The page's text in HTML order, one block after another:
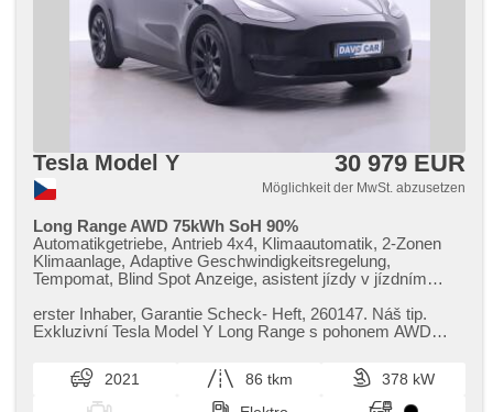
Tesla Model Y 30 979 EUR
Möglichkeit der MwSt. abzusetzen
Long Range AWD 75kWh SoH 90%
Automatikgetriebe, Antrieb 4x4, Klimaautomatik, 2-Zonen
Klimaanlage, Adaptive Geschwindigkeitsregelung,
Tempomat, Blind Spot Anzeige, asistent jízdy v jízdním
Überwachung der Ermüdung des Fahrers, 360°
monitorovací systém (AVM), Fahrkamera, parkovací
LED adaptivní světlomety, Vorderlichter LED, Heck LED
Leuchte, LED denní svícení, automatické přepínání
dálkových světel, täglich Leuchten, autom. Aktivation der
erster Inhaber,​ Garantie Scheck​- Heft,​ 260147. Náš tip.
Exkluzivní Tesla Model Y Long Range s pohonem AWD
2021 86 tkm
378 kW